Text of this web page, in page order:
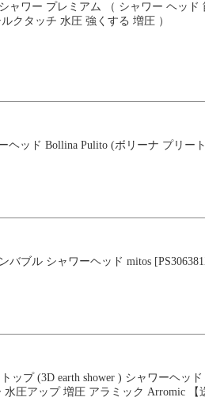
ャワー プレミアム （ シャワー ヘッ
クタッチ 水圧 強くする 増圧 ）
ヘッド Bollina Pulito (ボリーナ プリー
バブル シャワーヘッド mitos
ップ (3D earth shower ) シャワーヘッ
圧アップ 増圧 アラミック Arromic 【